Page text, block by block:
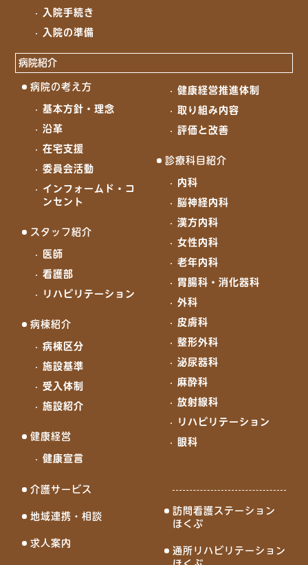
入院手続き
入院の準備
病院紹介
病院の考え方
基本方針・理念
沿革
在宅支援
委員会活動
インフォームド・コ
ンセント
スタッフ紹介
医師
看護部
リハビリテーション
病棟紹介
病棟区分
施設基準
受入体制
施設紹介
健康経営
健康宣言
健康経営推進体制
取り組み内容
評価と改善
診療科目紹介
内科
脳神経内科
漢方内科
女性内科
老年内科
胃腸科・消化器科
外科
皮膚科
整形外科
泌尿器科
麻酔科
放射線科
リハビリテーション
眼科
介護サービス
地域連携・相談
求人案内
訪問看護ステーション
ほくぶ
通所リハビリテーション